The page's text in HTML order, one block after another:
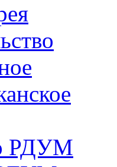
РДУМ